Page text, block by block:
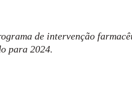
de intervenção
para 2024.